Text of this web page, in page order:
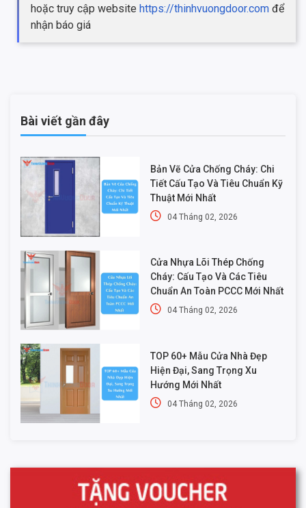
hoặc truy cập website https://thinhvuongdoor.com để
nhận báo giá
Bài viết gần đây
Bản Vẽ Cửa Chống Cháy: Chi
Tiết Cấu Tạo Và Tiêu Chuẩn Kỹ
Thuật Mới Nhất
04 Tháng 02, 2026
Cửa Nhựa Lõi Thép Chống
Cháy: Cấu Tạo Và Các Tiêu
Chuẩn An Toàn PCCC Mới Nhất
04 Tháng 02, 2026
TOP 60+ Mẫu Cửa Nhà Đẹp
Hiện Đại, Sang Trọng Xu
Hướng Mới Nhất
04 Tháng 02, 2026